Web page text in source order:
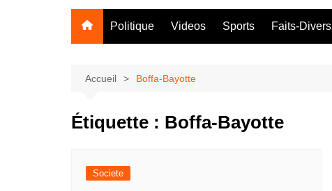
Politique Videos Sports Faits-Divers
Accueil Boffa-Bayotte
Étiquette : Boffa-Bayotte
Societe